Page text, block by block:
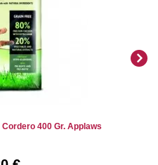
400 Gr. Applaws